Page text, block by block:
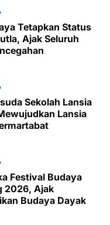
Tetapkan Status
Ajak Seluruh
Sekolah Lansia
Lansia
Festival Budaya
2026, Ajak
Budaya Dayak